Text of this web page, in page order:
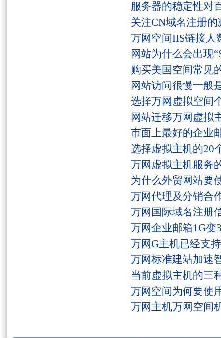
服务器的稳定性对
关注CN域名注册
万网空间IIS链接人
网站为什么会出现
购买美国空间常见
网站访问很慢一般
选择万网虚拟空间
网站迁移万网虚拟
市面上最好的企业
选择虚拟主机的20
万网虚拟主机服务
为什么外贸网站要
万网代理及分销合
万网国际域名注册
万网企业邮箱1G变
万网G主机已经支
万网标准建站加速
当前虚拟主机的三
万网空间为何要使
万网主机万网空间